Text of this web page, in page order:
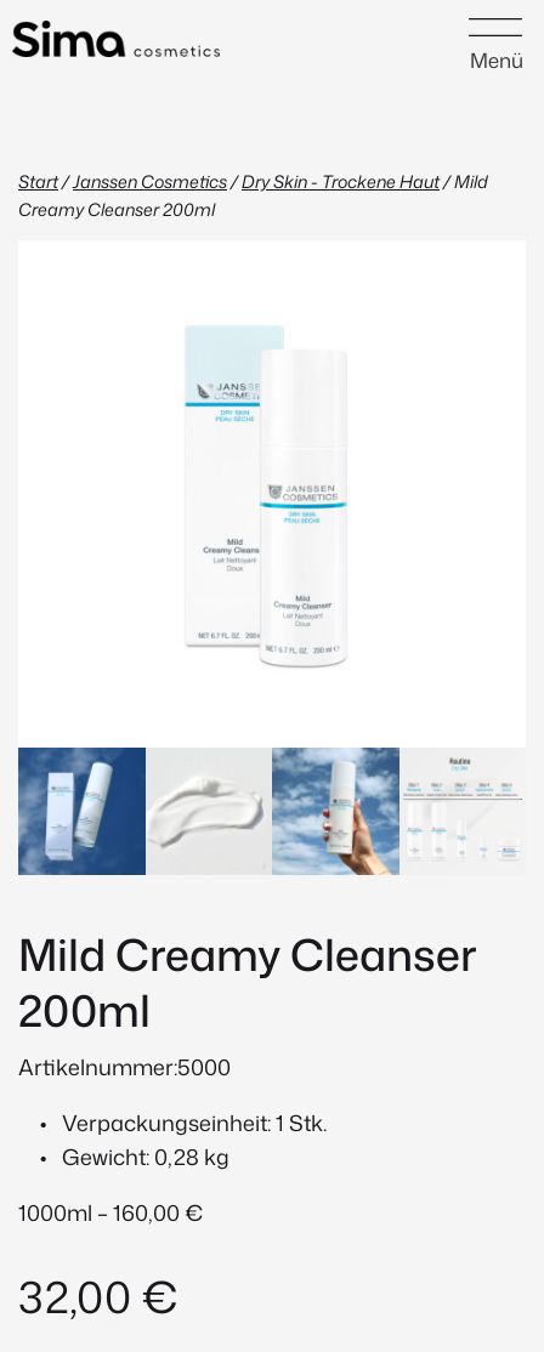
Menü
Start/Janssen Cosmetics/Dry Skin - Trockene Haut/ Mild
Creamy Cleanser 200ml
Mild Creamy Cleanser
200ml
Artikelnummer:5000
Verpackungseinheit: 1 Stk.
Gewicht: 0,28 kg
1000ml – 160,00 €
32,00€